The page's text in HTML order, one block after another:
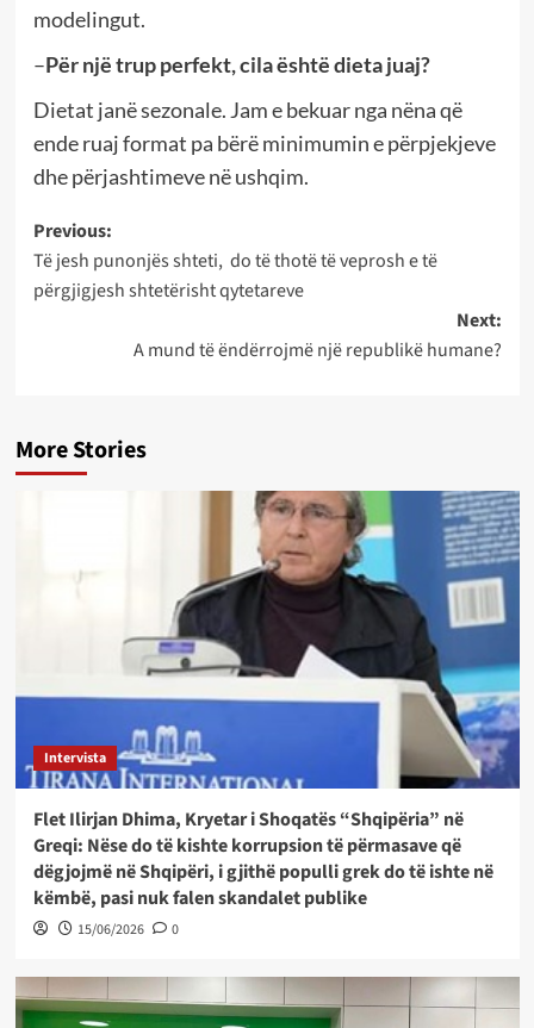
modelingut.
–Për një trup perfekt, cila është dieta juaj?
Dietat janë sezonale. Jam e bekuar nga nëna që
ende ruaj format pa bërë minimumin e përpjekjeve
dhe përjashtimeve në ushqim.
Post
navigation
Previous:
Të jesh punonjës shteti, do të thotë të veprosh e të
përgjigjesh shtetërisht qytetareve
Next:
A mund të ëndërrojmë një republikë humane?
More Stories
Intervista
Flet Ilirjan Dhima, Kryetar i Shoqatës “Shqipëria” në
Greqi: Nëse do të kishte korrupsion të përmasave që
dëgjojmë në Shqipëri, i gjithë populli grek do të ishte në
këmbë, pasi nuk falen skandalet publike
15/06/2026 0